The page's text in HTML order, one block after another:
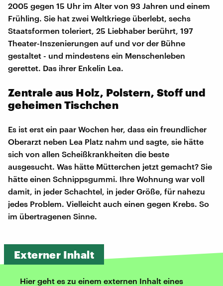
2005 gegen 15 Uhr im Alter von 93 Jahren und einem
Frühling. Sie hat zwei Weltkriege überlebt, sechs
Staatsformen toleriert, 25 Liebhaber berührt, 197
Theater-Inszenierungen auf und vor der Bühne
gestaltet - und mindestens ein Menschenleben
gerettet. Das ihrer Enkelin Lea.
Zentrale aus Holz, Polstern, Stoff und
geheimen Tischchen
Es ist erst ein paar Wochen her, dass ein freundlicher
Oberarzt neben Lea Platz nahm und sagte, sie hätte
sich von allen Scheißkrankheiten die beste
ausgesucht. Was hätte Mütterchen jetzt gemacht? Sie
hätte einen Schnippsgummi. Ihre Wohnung war voll
damit, in jeder Schachtel, in jeder Größe, für nahezu
jedes Problem. Vielleicht auch einen gegen Krebs. So
im übertragenen Sinne.
Externer Inhalt
Hier geht es zu einem externen Inhalt eines